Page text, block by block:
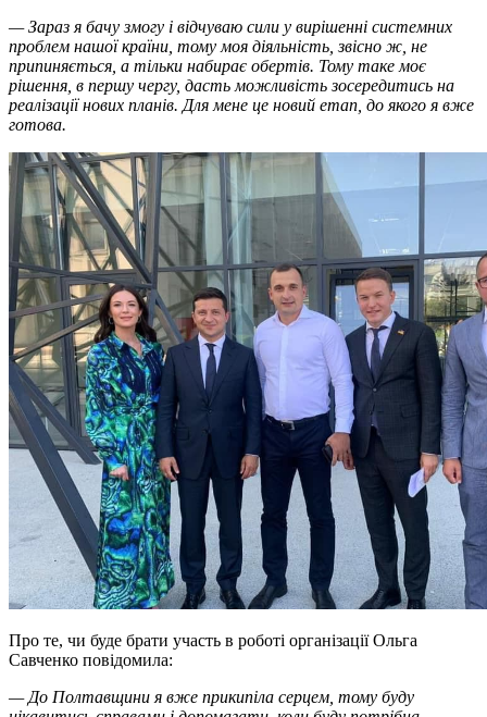
— Зараз я бачу змогу і відчуваю сили у вирішенні системних
проблем нашої країни, тому моя діяльність, звісно ж, не
припиняється, а тільки набирає обертів. Тому таке моє
рішення, в першу чергу, дасть можливість зосередитись на
реалізації нових планів. Для мене це новий етап, до якого я вже
готова.
Про те, чи буде брати участь в роботі організації Ольга
Савченко повідомила:
— До Полтавщини я вже прикипіла серцем, тому буду